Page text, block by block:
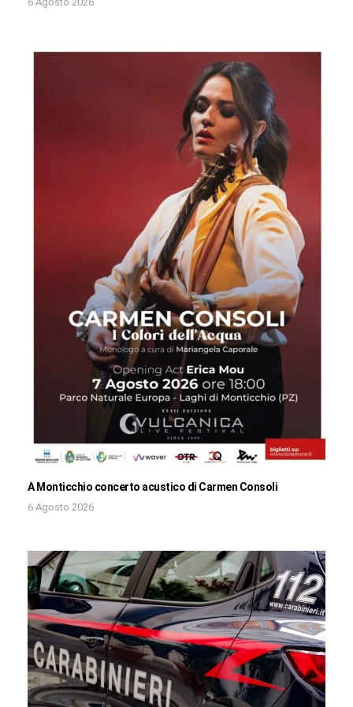
A Monticchio concerto acustico di Carmen Consoli
6 Agosto 2026